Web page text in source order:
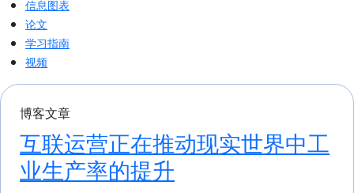
信息图表
论文
学习指南
视频
博客文章
互联运营正在推动现实世界中工
业生产率的提升